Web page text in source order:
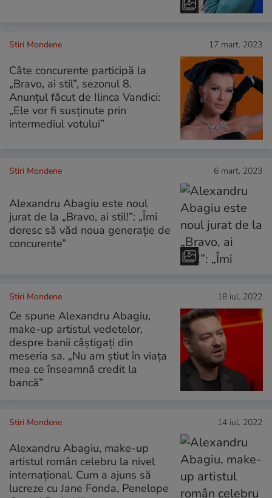
Stiri Mondene 17 mart. 2023
Câte concurente participă la
„Bravo, ai stil”, sezonul 8.
Anunțul făcut de Ilinca Vandici:
„Ele vor fi susținute prin
intermediul votului”
Stiri Mondene 6 mart. 2023
Alexandru Abagiu este noul
jurat de la „Bravo, ai stil!”: „Îmi
doresc să văd noua generaţie de
concurente”
Stiri Mondene 18 iul. 2022
Ce spune Alexandru Abagiu,
make-up artistul vedetelor,
despre banii câștigați din
meseria sa. „Nu am știut în viața
mea ce înseamnă credit la
bancă”
Stiri Mondene 14 iul. 2022
Alexandru Abagiu, make-up
artistul român celebru la nivel
internațional. Cum a ajuns să
lucreze cu Jane Fonda, Penelope